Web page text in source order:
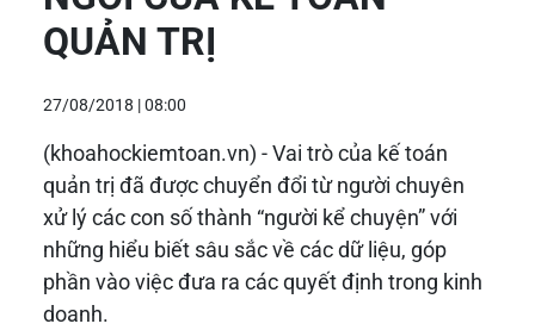
QUẢN TRỊ
27/08/2018 | 08:00
(khoahockiemtoan.vn) -Vai trò của kế toán
quản trị đã được chuyển đổi từ người chuyên
xử lý các con số thành “người kể chuyện” với
những hiểu biết sâu sắc về các dữ liệu, góp
phần vào việc đưa ra các quyết định trong kinh
doanh.